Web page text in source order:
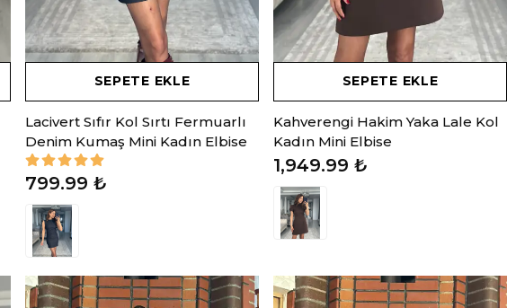
SEPETE EKLE
Lacivert Sıfır Kol Sırtı Fermuarlı
Denim Kumaş Mini Kadın Elbise
799.99 ₺
SEPETE EKLE
Kahverengi Hakim Yaka Lale Kol
Kadın Mini Elbise
1,949.99 ₺